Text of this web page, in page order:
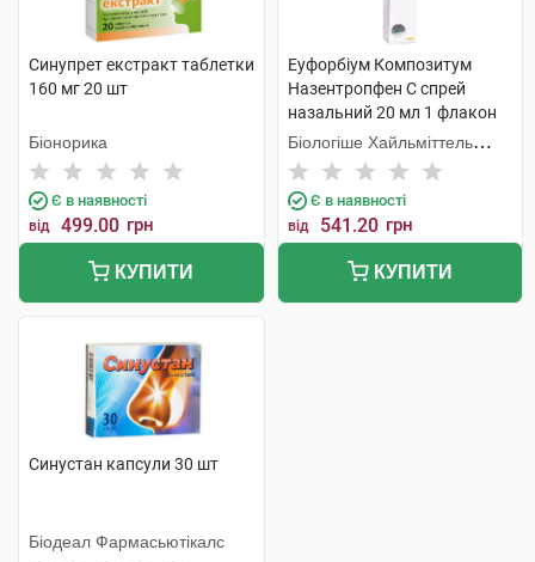
Синупрет екстракт таблетки
160 мг 20 шт
Біонорика
Є в наявності
від 499.00 грн
КУПИТИ
Еуфорбіум Композитум
Назентропфен С спрей
назальний 20 мл 1 флакон
Біологіше Хайльміттель
Хеель
Є в наявності
від 541.20 грн
КУПИТИ
Синустан капсули 30 шт
Біодеал Фармасьютікалс